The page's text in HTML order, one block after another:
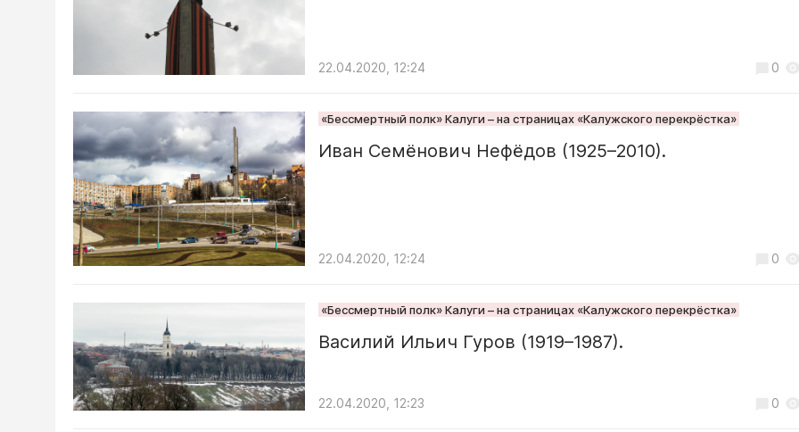
22.04.2020, 12:24 0
«Бессмертный полк» Калуги – на страницах «Калужского перекрёстка»
Иван Семёнович Нефёдов (1925–2010).
22.04.2020, 12:24 0
«Бессмертный полк» Калуги – на страницах «Калужского перекрёстка»
Василий Ильич Гуров (1919–1987).
22.04.2020, 12:23 0